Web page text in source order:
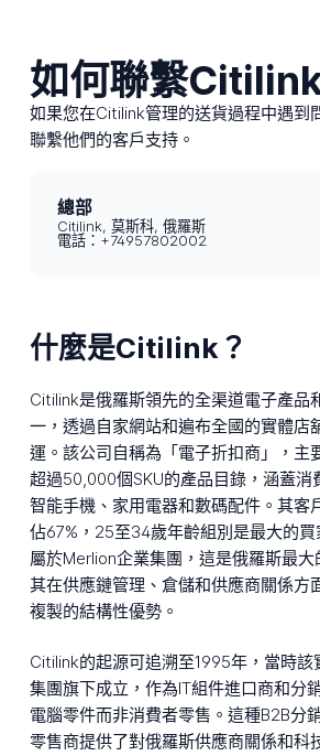
如何聯繫
如果您在Citilink管理的送貨過程中遇到
聯繫他們的客戶支持。
總部
Citilink, 莫斯科, 俄羅斯
電話：+74957802002
什麼是Citilink？
Citilink是俄羅斯領先的全渠道電子產品
一，透過自家網站和遍布全國的實體店
運。該公司自稱為「電子折扣商」，主
超過50,000個SKU的產品目錄，涵蓋消
智能手機、家用電器和數碼配件。其客
佔67%，25至34歲年齡組別是最大的
屬於Merlion企業集團，這是俄羅斯最大
其在供應鏈管理、倉儲和供應商關係方
複製的結構性優勢。
Citilink的起源可追溯至1995年，當時該
集團旗下成立，作為IT組件進口商和分
電腦零件而非消費者零售。這種B2B分
零售商提供了對俄羅斯供應商關係和科